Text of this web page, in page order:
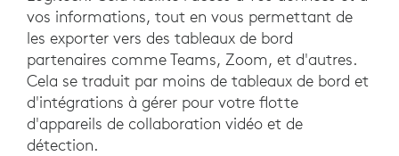
vos informations, tout en vous permettant de
les exporter vers des tableaux de bord
partenaires comme Teams, Zoom, et d'autres.
Cela se traduit par moins de tableaux de bord et
d'intégrations à gérer pour votre flotte
d'appareils de collaboration vidéo et de
détection.